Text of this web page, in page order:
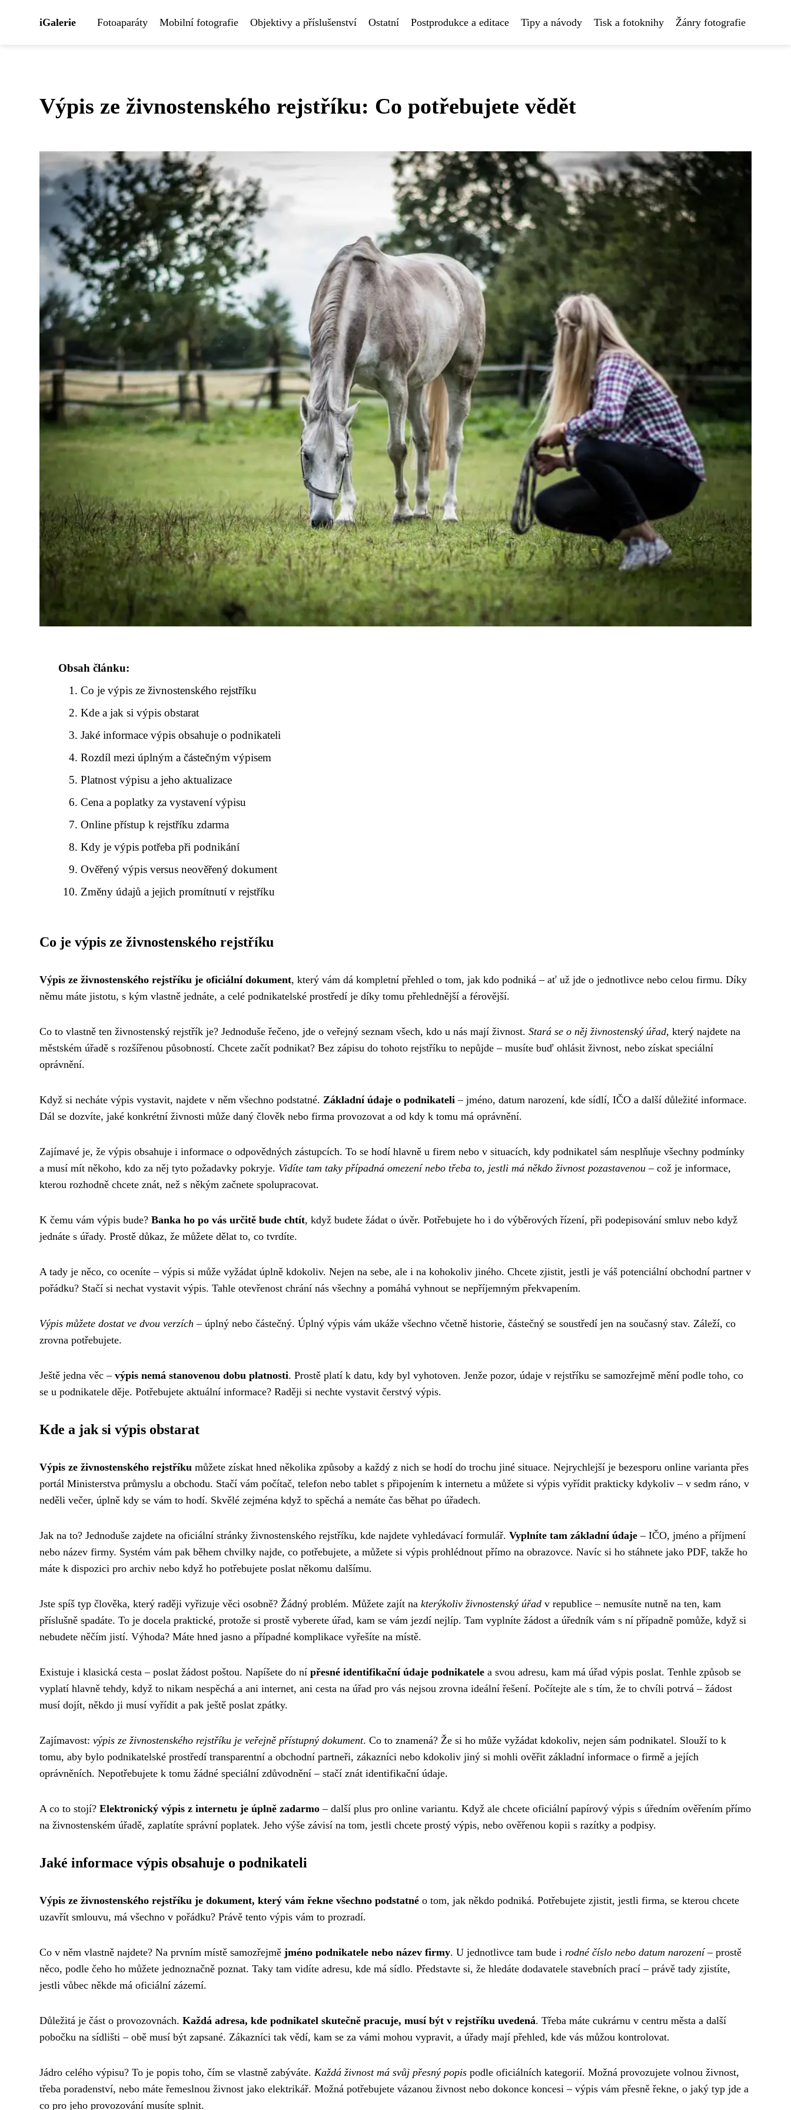
iGalerie Fotoaparáty Mobilní fotografie Objektivy a příslušenství Ostatní Postprodukce a editace Tipy a návody Tisk a fotoknihy Žánry fotografie
Výpis ze živnostenského rejstříku: Co potřebujete vědět
Obsah článku:
Co je výpis ze živnostenského rejstříku
Kde a jak si výpis obstarat
Jaké informace výpis obsahuje o podnikateli
Rozdíl mezi úplným a částečným výpisem
Platnost výpisu a jeho aktualizace
Cena a poplatky za vystavení výpisu
Online přístup k rejstříku zdarma
Kdy je výpis potřeba při podnikání
Ověřený výpis versus neověřený dokument
Změny údajů a jejich promítnutí v rejstříku
Co je výpis ze živnostenského rejstříku
Výpis ze živnostenského rejstříku je oficiální dokument, který vám dá kompletní přehled o tom, jak kdo podniká – ať už jde o jednotlivce nebo celou firmu. Díky
němu máte jistotu, s kým vlastně jednáte, a celé podnikatelské prostředí je díky tomu přehlednější a férovější.
Co to vlastně ten živnostenský rejstřík je? Jednoduše řečeno, jde o veřejný seznam všech, kdo u nás mají živnost. Stará se o něj živnostenský úřad, který najdete na
městském úřadě s rozšířenou působností. Chcete začít podnikat? Bez zápisu do tohoto rejstříku to nepůjde – musíte buď ohlásit živnost, nebo získat speciální
oprávnění.
Když si necháte výpis vystavit, najdete v něm všechno podstatné. Základní údaje o podnikateli – jméno, datum narození, kde sídlí, IČO a další důležité informace.
Dál se dozvíte, jaké konkrétní živnosti může daný člověk nebo firma provozovat a od kdy k tomu má oprávnění.
Zajímavé je, že výpis obsahuje i informace o odpovědných zástupcích. To se hodí hlavně u firem nebo v situacích, kdy podnikatel sám nesplňuje všechny podmínky
a musí mít někoho, kdo za něj tyto požadavky pokryje. Vidíte tam taky případná omezení nebo třeba to, jestli má někdo živnost pozastavenou – což je informace,
kterou rozhodně chcete znát, než s někým začnete spolupracovat.
K čemu vám výpis bude? Banka ho po vás určitě bude chtít, když budete žádat o úvěr. Potřebujete ho i do výběrových řízení, při podepisování smluv nebo když
jednáte s úřady. Prostě důkaz, že můžete dělat to, co tvrdíte.
A tady je něco, co oceníte – výpis si může vyžádat úplně kdokoliv. Nejen na sebe, ale i na kohokoliv jiného. Chcete zjistit, jestli je váš potenciální obchodní partner v
pořádku? Stačí si nechat vystavit výpis. Tahle otevřenost chrání nás všechny a pomáhá vyhnout se nepříjemným překvapením.
Výpis můžete dostat ve dvou verzích – úplný nebo částečný. Úplný výpis vám ukáže všechno včetně historie, částečný se soustředí jen na současný stav. Záleží, co
zrovna potřebujete.
Ještě jedna věc – výpis nemá stanovenou dobu platnosti. Prostě platí k datu, kdy byl vyhotoven. Jenže pozor, údaje v rejstříku se samozřejmě mění podle toho, co
se u podnikatele děje. Potřebujete aktuální informace? Raději si nechte vystavit čerstvý výpis.
Kde a jak si výpis obstarat
Výpis ze živnostenského rejstříku můžete získat hned několika způsoby a každý z nich se hodí do trochu jiné situace. Nejrychlejší je bezesporu online varianta přes
portál Ministerstva průmyslu a obchodu. Stačí vám počítač, telefon nebo tablet s připojením k internetu a můžete si výpis vyřídit prakticky kdykoliv – v sedm ráno, v
neděli večer, úplně kdy se vám to hodí. Skvělé zejména když to spěchá a nemáte čas běhat po úřadech.
Jak na to? Jednoduše zajdete na oficiální stránky živnostenského rejstříku, kde najdete vyhledávací formulář. Vyplníte tam základní údaje – IČO, jméno a příjmení
nebo název firmy. Systém vám pak během chvilky najde, co potřebujete, a můžete si výpis prohlédnout přímo na obrazovce. Navíc si ho stáhnete jako PDF, takže ho
máte k dispozici pro archiv nebo když ho potřebujete poslat někomu dalšímu.
Jste spíš typ člověka, který raději vyřizuje věci osobně? Žádný problém. Můžete zajít na kterýkoliv živnostenský úřad v republice – nemusíte nutně na ten, kam
příslušně spadáte. To je docela praktické, protože si prostě vyberete úřad, kam se vám jezdí nejlíp. Tam vyplníte žádost a úředník vám s ní případně pomůže, když si
nebudete něčím jistí. Výhoda? Máte hned jasno a případné komplikace vyřešíte na místě.
Existuje i klasická cesta – poslat žádost poštou. Napíšete do ní přesné identifikační údaje podnikatele a svou adresu, kam má úřad výpis poslat. Tenhle způsob se
vyplatí hlavně tehdy, když to nikam nespěchá a ani internet, ani cesta na úřad pro vás nejsou zrovna ideální řešení. Počítejte ale s tím, že to chvíli potrvá – žádost
musí dojít, někdo ji musí vyřídit a pak ještě poslat zpátky.
Zajímavost: výpis ze živnostenského rejstříku je veřejně přístupný dokument. Co to znamená? Že si ho může vyžádat kdokoliv, nejen sám podnikatel. Slouží to k
tomu, aby bylo podnikatelské prostředí transparentní a obchodní partneři, zákazníci nebo kdokoliv jiný si mohli ověřit základní informace o firmě a jejích
oprávněních. Nepotřebujete k tomu žádné speciální zdůvodnění – stačí znát identifikační údaje.
A co to stojí? Elektronický výpis z internetu je úplně zadarmo – další plus pro online variantu. Když ale chcete oficiální papírový výpis s úředním ověřením přímo
na živnostenském úřadě, zaplatíte správní poplatek. Jeho výše závisí na tom, jestli chcete prostý výpis, nebo ověřenou kopii s razítky a podpisy.
Jaké informace výpis obsahuje o podnikateli
Výpis ze živnostenského rejstříku je dokument, který vám řekne všechno podstatné o tom, jak někdo podniká. Potřebujete zjistit, jestli firma, se kterou chcete
uzavřít smlouvu, má všechno v pořádku? Právě tento výpis vám to prozradí.
Co v něm vlastně najdete? Na prvním místě samozřejmě jméno podnikatele nebo název firmy. U jednotlivce tam bude i rodné číslo nebo datum narození– prostě
něco, podle čeho ho můžete jednoznačně poznat. Taky tam vidíte adresu, kde má sídlo. Představte si, že hledáte dodavatele stavebních prací – právě tady zjistíte,
jestli vůbec někde má oficiální zázemí.
Důležitá je část o provozovnách. Každá adresa, kde podnikatel skutečně pracuje, musí být v rejstříku uvedená. Třeba máte cukrárnu v centru města a další
pobočku na sídlišti – obě musí být zapsané. Zákazníci tak vědí, kam se za vámi mohou vypravit, a úřady mají přehled, kde vás můžou kontrolovat.
Jádro celého výpisu? To je popis toho, čím se vlastně zabýváte. Každá živnost má svůj přesný popis podle oficiálních kategorií. Možná provozujete volnou živnost,
třeba poradenství, nebo máte řemeslnou živnost jako elektrikář. Možná potřebujete vázanou živnost nebo dokonce koncesi – výpis vám přesně řekne, o jaký typ jde a
co pro jeho provozování musíte splnit.